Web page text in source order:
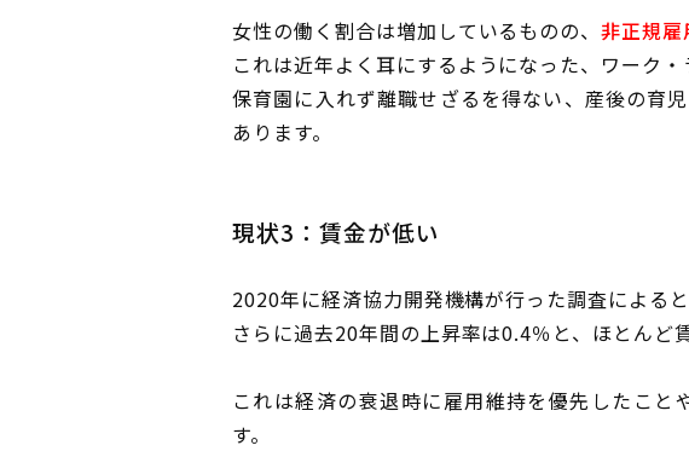
女性の働く割合は増加しているものの、非正規
これは近年よく耳にするようになった、ワーク
保育園に入れず離職せざるを得ない、産後の育
あります。
現状3：賃金が低い
2020年に経済協力開発機構が行った調査による
さらに過去20年間の上昇率は0.4％と、ほとんど
これは経済の衰退時に雇用維持を優先したこ
す。